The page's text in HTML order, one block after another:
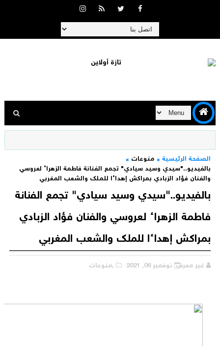
الصفحة الرئيسية
منوعات
بالفيديو.."سيدي وسيد سيادي" تجمع الفنانة فاطمة الزهراء لعروسي
والفنان فؤاد الزبادي بمراكش إهداءا للملك والشعب المغربي
بالفيديو.."سيدي وسيد سيادي" تجمع الفنانة
فاطمة الزهراء لعروسي والفنان فؤاد الزبادي
بمراكش إهداءا للملك والشعب المغربي
غير معرف نوفمبر 06, 2021 ,منوعات